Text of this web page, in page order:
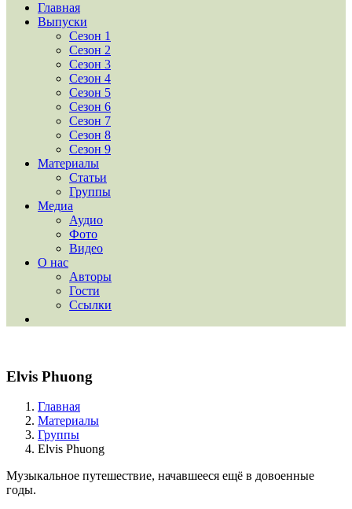
Главная
Выпуски
Сезон 1
Сезон 2
Сезон 3
Сезон 4
Сезон 5
Сезон 6
Сезон 7
Сезон 8
Сезон 9
Материалы
Статьи
Группы
Медиа
Аудио
Фото
Видео
О нас
Авторы
Гости
Ссылки
Elvis Phuong
Главная
Материалы
Группы
Elvis Phuong
Музыкальное путешествие, начавшееся ещё в довоенные
годы.